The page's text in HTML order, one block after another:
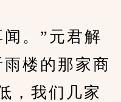
。”元君解
楼的那家商
，我们几家